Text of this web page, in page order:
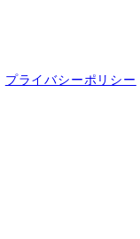
プライバシーポリシー